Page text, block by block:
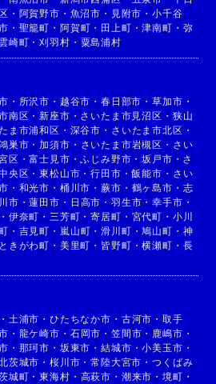
・ 阿賀野市 ・ 魚沼市 ・ 見附市 ・小千谷
・ 聖籠町 ・ 阿賀町 ・ 田上町 ・津南町 ・ 弥
崎町 ・刈羽村 ・ 粟島浦村
・ 所沢市 ・ 越谷市 ・春日部市 ・草加市 ・
南区 ・新座市 ・ さいたま市見沼区 ・ 狭山
ま市浦和区 ・ 深谷市 ・ さいたま市北区 ・
巣市 ・加須市 ・ さいたま市岩槻区 ・ さい
区 ・富士見市 ・ふじみ野市 ・坂戸市 ・ さ
央区 ・東松山市 ・行田市 ・飯能市 ・ さい
・ 和光市 ・ 桶川市 ・蕨市 ・ 鶴ヶ島市 ・ 志
市 ・蓮田市 ・ 日高市 ・ 羽生市 ・幸手市 ・
・ 伊奈町 ・ 三芳町 ・寄居町 ・ 宮代町 ・ 小川
・ 吉見町 ・ 嵐山町 ・滑川町 ・鳩山町 ・ 神
ときがわ町 ・ 美里町 ・ 皆野町 ・横瀬町 ・ 長
・ 土浦市 ・ひたちなか市 ・ 古河市 ・ 取手
・ 龍ケ崎市 ・ 石岡市 ・ 笠間市 ・ 鹿嶋市 ・
・ 那珂市 ・ 坂東市 ・結城市 ・小美玉市 ・
茨城市 ・桜川市 ・常陸大宮市 ・つくばみ
城町 ・東海村 ・ 高萩市 ・ 潮来市 ・ 境町 ・